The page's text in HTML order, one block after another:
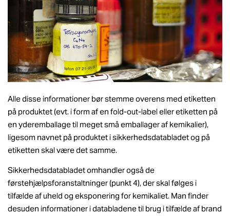
Alle disse informationer bør stemme overens med etiketten
på produktet (evt. i form af en fold-out-label eller etiketten på
en yderemballage til meget små emballager af kemikalier),
ligesom navnet på produktet i sikkerhedsdatabladet og på
etiketten skal være det samme.
Sikkerhedsdatabladet omhandler også de
førstehjælpsforanstaltninger (punkt 4), der skal følges i
tilfælde af uheld og eksponering for kemikaliet. Man finder
desuden informationer i databladene til brug i tilfælde af brand